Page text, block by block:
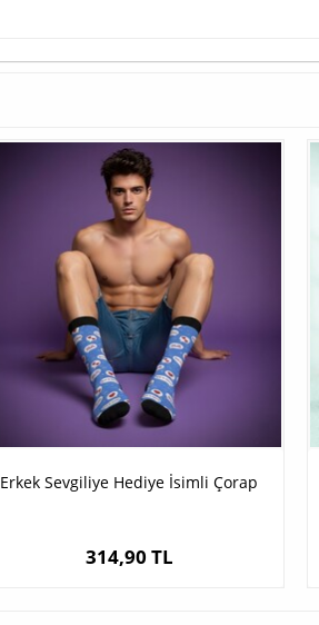
Erkek Sevgiliye Hediye İsimli Çorap
314,90 TL